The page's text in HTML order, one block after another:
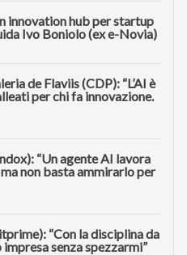
innovation hub per startup
Ivo Boniolo (ex e-Novia)
de Flaviis (CDP): “L’AI è
per chi fa innovazione.
“Un agente AI lavora
non basta ammirarlo per
“Con la disciplina da
senza spezzarmi”